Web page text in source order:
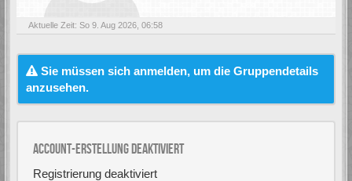
Aktuelle Zeit: So 9. Aug 2026, 06:58
Sie müssen sich anmelden, um die Gruppendetails
anzusehen.
Account-Erstellung deaktiviert
Registrierung deaktiviert